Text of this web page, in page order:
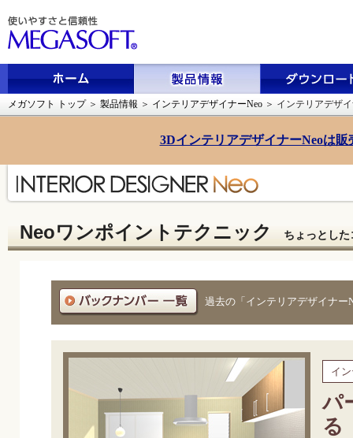
メガソフト トップ＞ 製品情報 ＞ インテリアデザイナーNeo ＞ インテリアデザ
3DインテリアデザイナーNeoは
Neoワンポイントテクニック ちょっとし
過去の「インテリアデザイナー
イ
パ
る